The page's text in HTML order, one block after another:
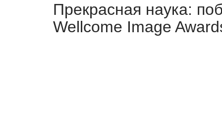
Прекрасная наука:
Wellcome Image